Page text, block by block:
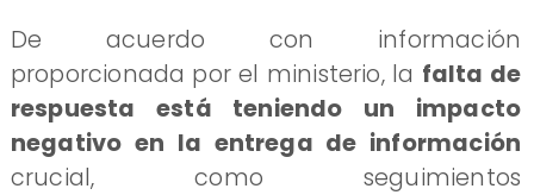
De acuerdo con información
proporcionada por el ministerio, la falta de
respuesta está teniendo un impacto
negativo en la entrega de información
crucial, como seguimientos